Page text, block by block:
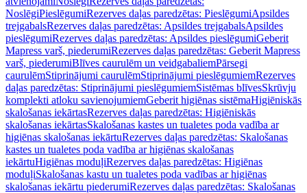
NoslēgiPieslēgumiRezerves daļas paredzētas: PieslēgumiApsildes
trejgabalsRezerves daļas paredzētas: Apsildes trejgabalsApsildes
pieslēgumiRezerves daļas paredzētas: Apsildes pieslēgumiGeberit
Mapress varš, piederumiRezerves daļas paredzētas: Geberit Mapress
varš, piederumiBlīves caurulēm un veidgabaliemPārsegi
caurulēmStiprinājumi caurulēmStiprinājumi pieslēgumiemRezerves
daļas paredzētas: Stiprinājumi pieslēgumiemSistēmas blīvesSkrūvju
komplekti atloku savienojumiemGeberit higiēnas sistēmaHigiēniskās
skalošanas iekārtasRezerves daļas paredzētas: Higiēniskās
skalošanas iekārtasSkalošanas kastes un tualetes poda vadība ar
higiēnas skalošanas iekārtuRezerves daļas paredzētas: Skalošanas
kastes un tualetes poda vadība ar higiēnas skalošanas
iekārtuHigiēnas moduļiRezerves daļas paredzētas: Higiēnas
moduļiSkalošanas kastu un tualetes poda vadības ar higiēnas
skalošanas iekārtu piederumiRezerves daļas paredzētas: Skalošanas